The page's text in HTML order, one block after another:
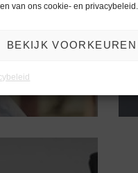
van ons cookie- en privacybeleid.
BEKIJK VOORKEUREN